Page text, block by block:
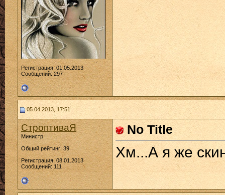
Регистрация: 01.05.2013
Сообщений: 297
05.04.2013, 17:51
СтроптиваЯ
Министр
Общий рейтинг: 39
Регистрация: 08.01.2013
Сообщений: 111
No Title
Хм...А я же